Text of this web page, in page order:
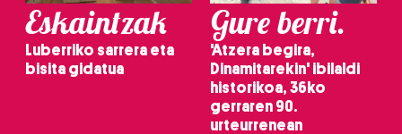
Eskaintzak
Luberriko sarrera eta
bisita gidatua
Gure berri.
'Atzera begira,
Dinamitarekin' ibilaldi
historikoa, 36ko
gerraren 90.
urteurrenean